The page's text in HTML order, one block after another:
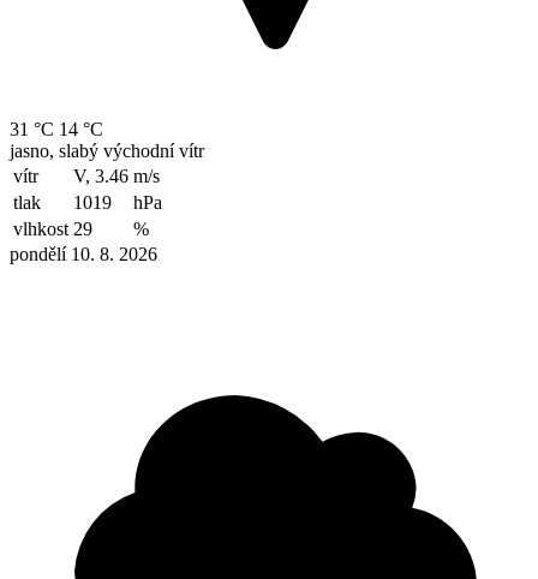
31 °C 14 °C
jasno, slabý východní vítr
vítr
V, 3.46 m/s
tlak
1019
hPa
vlhkost 29
%
pondělí 10. 8. 2026